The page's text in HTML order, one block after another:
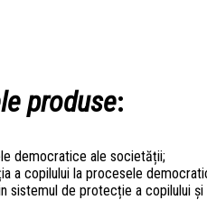
produse:
democratice ale societății;
copilului la procesele
de protecție a copilului